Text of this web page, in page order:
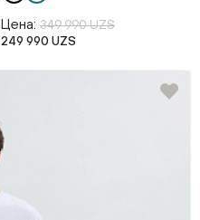
Цена: 349 990 UZS
249 990 UZS